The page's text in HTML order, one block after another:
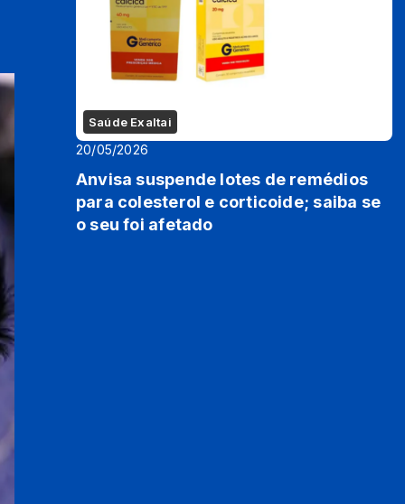
Saúde Exaltai
20/05/2026
Anvisa suspende lotes de remédios
para colesterol e corticoide; saiba se
o seu foi afetado